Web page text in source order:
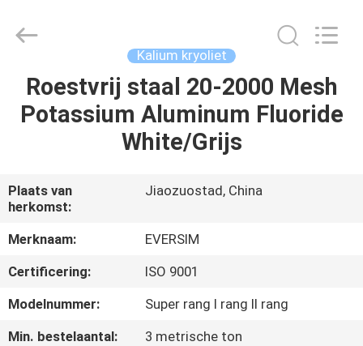
HUIS
PRODUCTEN
VIDEO'S
OVER
ONS
Imp.&Exp.Co.,Ltd.
Kalium kryoliet
Roestvrij staal 20-2000 Mesh
Potassium Aluminum Fluoride
White/Grijs
Plaats van
herkomst:
Jiaozuostad, China
Merknaam:
EVERSIM
Certificering:
ISO 9001
Modelnummer:
Super rang I rang II rang
Min. bestelaantal:
3 metrische ton